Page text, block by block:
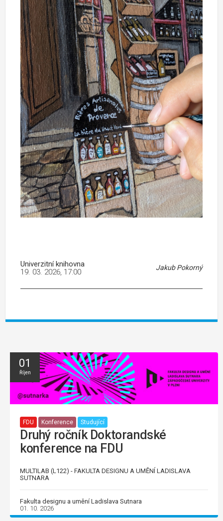
Univerzitní knihovna Jakub Pokorný
19. 03. 2026, 17:00
01
Říjen
FDU Konference Studující
Druhý ročník Doktorandské
konference na FDU
MULTILAB (L122) - FAKULTA DESIGNU A UMĚNÍ LADISLAVA
SUTNARA
Fakulta designu a umění Ladislava Sutnara
01. 10. 2026